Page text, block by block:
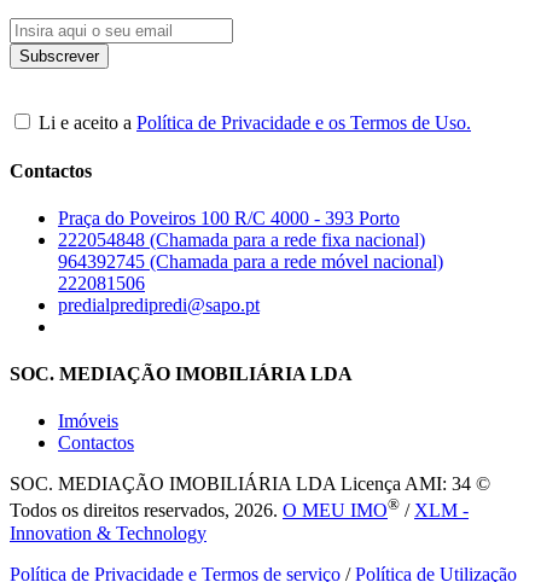
Li e aceito a Política de Privacidade e os Termos de Uso.
Contactos
Praça do Poveiros 100 R/C 4000 - 393 Porto
222054848 (Chamada para a rede fixa nacional)
964392745 (Chamada para a rede móvel nacional)
222081506
predialpredipredi@sapo.pt
SOC. MEDIAÇÃO IMOBILIÁRIA LDA
Imóveis
Contactos
SOC. MEDIAÇÃO IMOBILIÁRIA LDA Licença AMI: 34 ©
Todos os direitos reservados, 2026. O MEU IMO® /XLM -
Innovation & Technology
Política de Privacidade e Termos de serviço /Política de Utilização